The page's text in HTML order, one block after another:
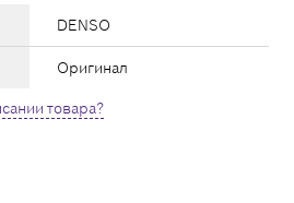
DENSO
Оригинал
товара?